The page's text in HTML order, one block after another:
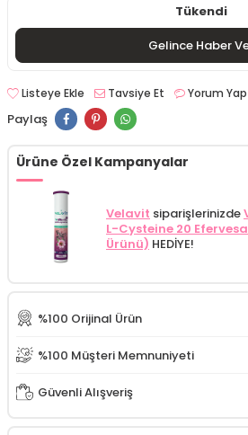
Tükendi
Gelince Haber
Listeye Ekle Tavsiye Et Yorum Yap
Paylaş
Ürüne Özel Kampanyalar
Velavit siparişlerinizde
L-Cysteine 20
Ürünü) HEDİYE!
%100 Orijinal Ürün
%100 Müşteri Memnuniyeti
Güvenli Alışveriş